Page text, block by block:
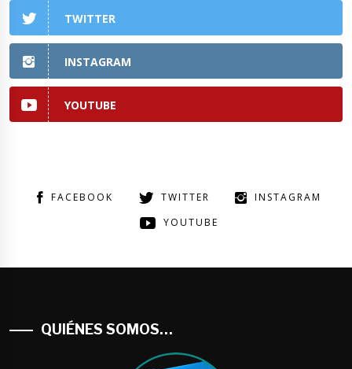
TWITTER
INSTAGRAM
YOUTUBE
FACEBOOK TWITTER
INSTAGRAM
YOUTUBE
QUIÉNES SOMOS…